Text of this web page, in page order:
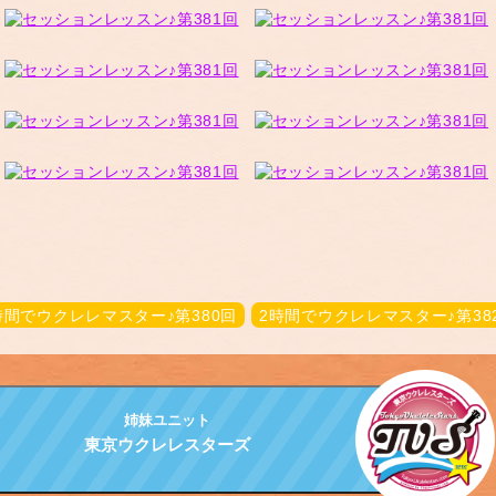
間でウクレレマスター♪第380回 2時間でウクレレマスター♪第
姉妹ユニット
東京ウクレレスターズ